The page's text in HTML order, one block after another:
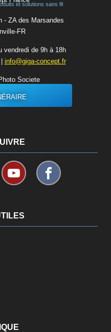
et solutions sans fil
- ZA des Marsandes
ㅤ-ㅤFR
vendredi de 9h à 18h
info@giga-concept.fr